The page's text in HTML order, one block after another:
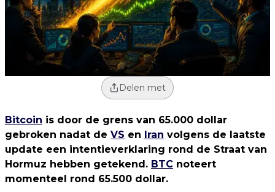
Delen met
Bitcoin is door de grens van 65.000 dollar
gebroken nadat de VS en Iran volgens de laatste
update een intentieverklaring rond de Straat van
Hormuz hebben getekend. BTC noteert
momenteel rond 65.500 dollar.